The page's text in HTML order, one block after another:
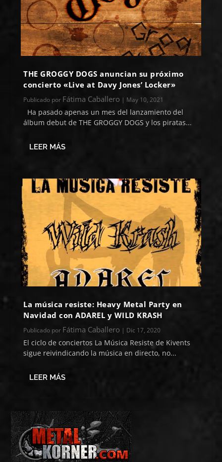
THE GROGGY DOGS anuncian su próximo
concierto «Live at Davy Jones’ Locker»
Publicado por Fátima Caballero | May 10, 2021
Ha pasado apenas un mes del lanzamiento del
álbum debut de THE GROGGY DOGS y los piratas...
LEER MÁS
La música resiste: Heavy Metal Party en
Navidad con ADAREL y WILD KRASH
Publicado por Fátima Caballero | Dic 17, 2020
El ciclo de conciertos La Música Resiste de Kivents
sigue reivindicando la música en directo, no...
LEER MÁS